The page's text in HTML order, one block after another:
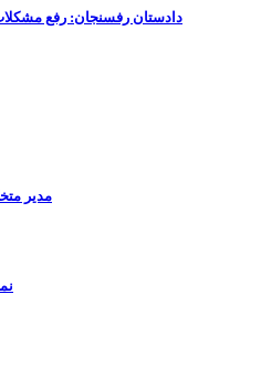
دادستان رفسنجان: رفع
مدیر